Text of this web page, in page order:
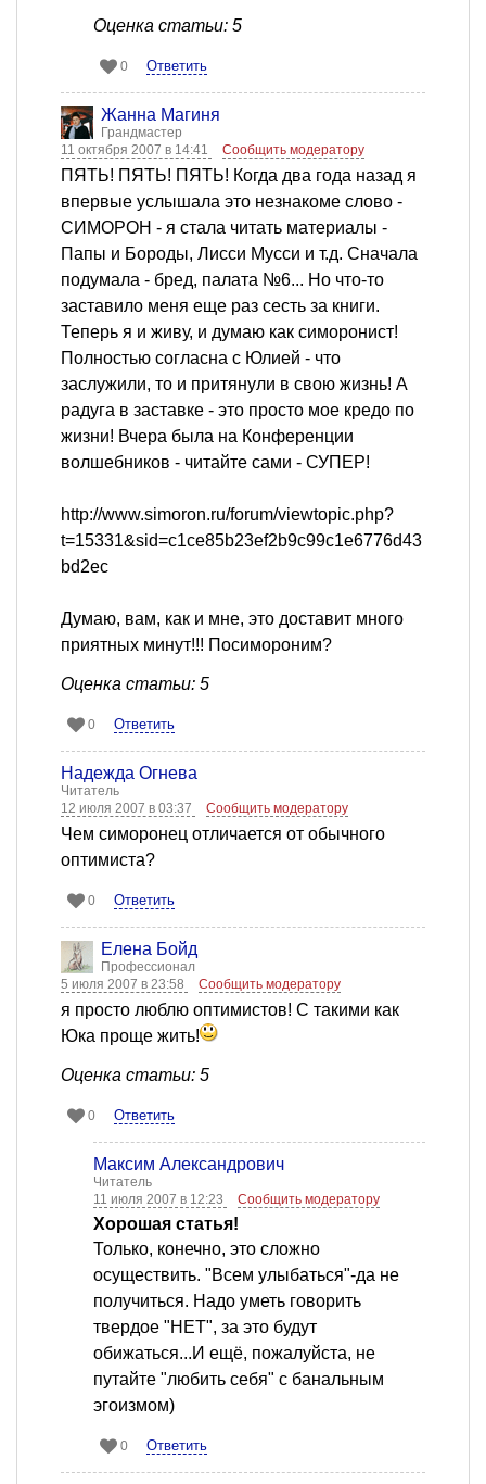
Оценка статьи: 5
0 Ответить
Жанна Магиня
Грандмастер
11 октября 2007 в 14:41
Сообщить модератору
ПЯТЬ! ПЯТЬ! ПЯТЬ! Когда два года назад я
впервые услышала это незнакоме слово -
СИМОРОН - я стала читать материалы -
Папы и Бороды, Лисси Мусси и т.д. Сначала
подумала - бред, палата №6... Но что-то
заставило меня еще раз сесть за книги.
Теперь я и живу, и думаю как симоронист!
Полностью согласна с Юлией - что
заслужили, то и притянули в свою жизнь! А
радуга в заставке - это просто мое кредо по
жизни! Вчера была на Конференции
волшебников - читайте сами - СУПЕР!
http://www.simoron.ru/forum/viewtopic.php?
t=15331&sid=c1ce85b23ef2b9c99c1e6776d43
bd2ec
Думаю, вам, как и мне, это доставит много
приятных минут!!! Посимороним?
Оценка статьи: 5
0 Ответить
Надежда Огнева
Читатель
12 июля 2007 в 03:37
Сообщить модератору
Чем симоронец отличается от обычного
оптимиста?
0 Ответить
Елена Бойд
Профессионал
5 июля 2007 в 23:58
Сообщить модератору
я просто люблю оптимистов! С такими как
Юка проще жить!
Оценка статьи: 5
0 Ответить
Максим Александрович
Читатель
11 июля 2007 в 12:23
Сообщить модератору
Хорошая статья!
Только, конечно, это сложно
осуществить. "Всем улыбаться"-да не
получиться. Надо уметь говорить
твердое "НЕТ", за это будут
обижаться...И ещё, пожалуйста, не
путайте "любить себя" с банальным
эгоизмом)
0 Ответить